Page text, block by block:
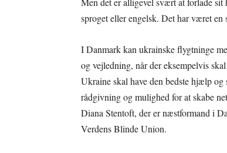
sproget eller engelsk. Det har været
I Danmark kan ukrainske flygtninge
og vejledning, når der eksempelvis
Ukraine skal have den bedste hjælp
rådgivning og mulighed for at skabe
Diana Stentoft, der er næstformand i
Verdens Blinde Union.